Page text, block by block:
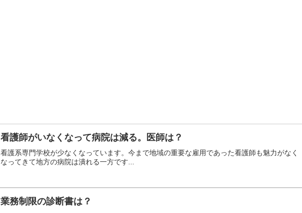
看護師がいなくなって病院は減る。医師は？
看護系専門学校が少なくなっています。今まで地域の重要な雇用であった看護師も魅力がなく
なってきて地方の病院は潰れる一方です...
業務制限の診断書は？